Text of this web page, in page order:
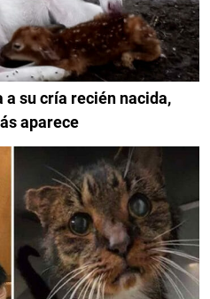
su cría recién nacida,
aparece